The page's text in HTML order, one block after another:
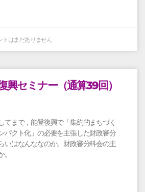
トはまだありません
興セミナー（通算39回）
てまで，能登復興で「集約的まちづく
パクト化」の必要を主張した財政審分
いはなんななのか。財政審分科会の主